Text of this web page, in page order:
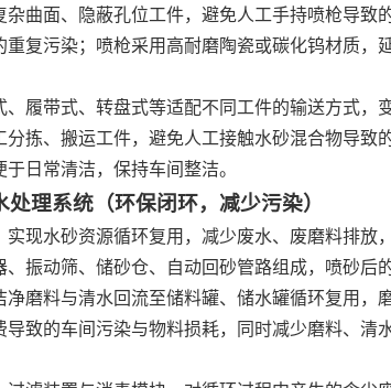
曲面、隐蔽孔位工件，避免人工手持喷枪导
复污染；喷枪采用高耐磨陶瓷或碳化钨材质
履带式、转盘式等适配不同工件的输送方式，
拣、搬运工件，避免人工接触水砂混合物导
日常清洁，保持车间整洁。
理系统（环保闭环，减少污染）
现水砂资源循环复用，减少废水、废磨料排放
振动筛、储砂仓、自动回砂管路组成，喷砂后
磨料与清水回流至储料罐、储水罐循环复用
致的车间污染与物料损耗，同时减少磨料、清